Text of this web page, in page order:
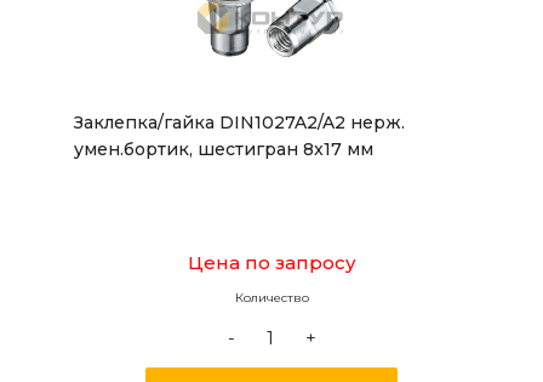
Заклепка/гайка DIN1027A2/A2 нерж.
умен.бортик, шестигран 8x17 мм
Цена по запросу
Количество
- +